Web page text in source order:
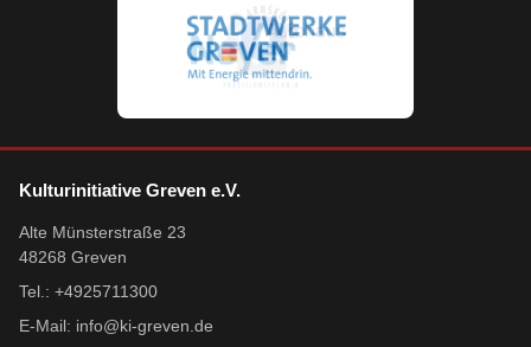
Kulturinitiative Greven e.V.
Alte Münsterstraße 23
48268 Greven
Tel.: +4925711300
E-Mail: info@ki-greven.de